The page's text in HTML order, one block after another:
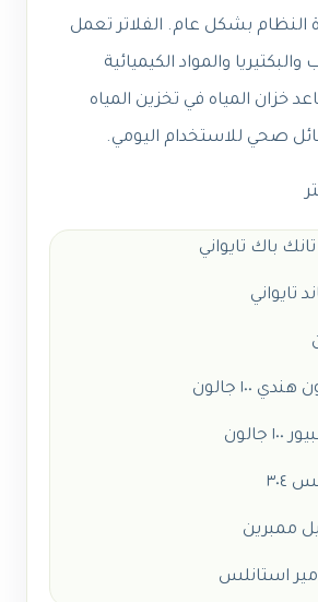
بشكل عام. الفلاتر تعمل
والمواد الكيميائية
خزان المياه في تخزين المياه
صحي للاستخدام اليومي.
باك تايواني
تايواني
١٠٠ جالون
ممبرين
استانلس